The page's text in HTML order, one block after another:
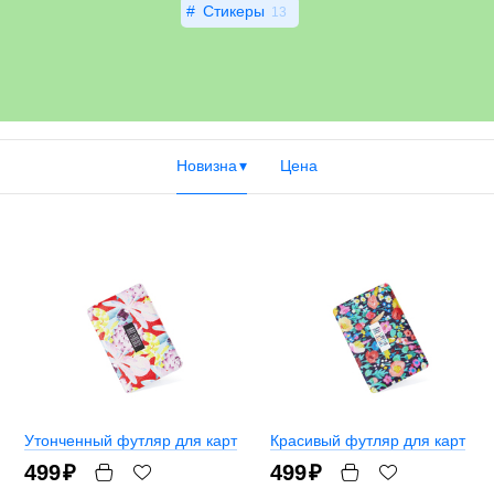
Стикеры 13
Новизна Цена
Утонченный футляр для карт
499₽
Красивый футляр для карт
499₽